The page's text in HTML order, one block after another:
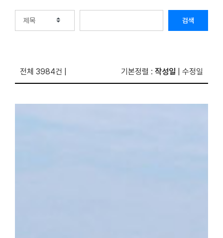
검색
전체 3984건 기본정렬 : 작성일 수정일